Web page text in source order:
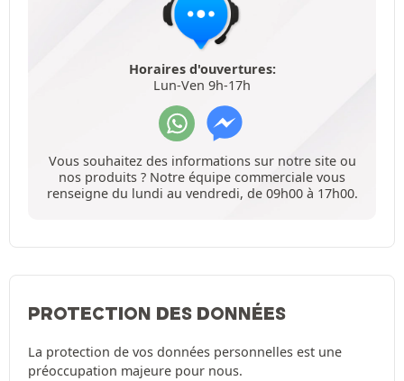
Horaires d'ouvertures:
Lun-Ven 9h-17h
Vous souhaitez des informations sur notre site ou
nos produits ? Notre équipe commerciale vous
renseigne du lundi au vendredi, de 09h00 à 17h00.
PROTECTION DES DONNÉES
La protection de vos données personnelles est une
préoccupation majeure pour nous.